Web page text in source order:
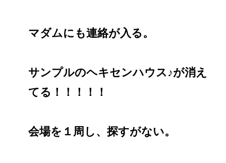
マダムにも連絡が入る。
サンプルのヘキセンハウス♪が消え
てる！！！！！
会場を１周し、探すがない。